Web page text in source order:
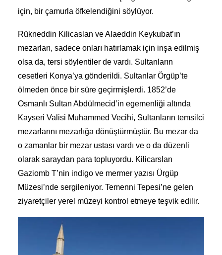
için, bir çamurla öfkelendiğini söylüyor.
Rükneddin Kilicaslan ve Alaeddin Keykubat’ın
mezarları, sadece onları hatırlamak için inşa edilmiş
olsa da, tersi söylentiler de vardı. Sultanların
cesetleri Konya’ya gönderildi. Sultanlar Örgüp’te
ölmeden önce bir süre geçirmişlerdi. 1852’de
Osmanlı Sultan Abdülmecid’in egemenliği altında
Kayseri Valisi Muhammed Vecihi, Sultanların temsilci
mezarlarını mezarlığa dönüştürmüştür. Bu mezar da
o zamanlar bir mezar ustası vardı ve o da düzenli
olarak saraydan para topluyordu. Kilicarslan
Gaziomb T’nin indigo ve mermer yazısı Ürgüp
Müzesi’nde sergileniyor. Temenni Tepesi’ne gelen
ziyaretçiler yerel müzeyi kontrol etmeye teşvik edilir.